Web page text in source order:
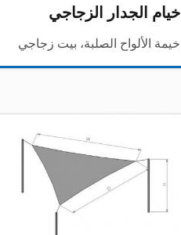
خيام الجدار الزجاجي
خيمة الألواح الصلبة، بيت زجاجي